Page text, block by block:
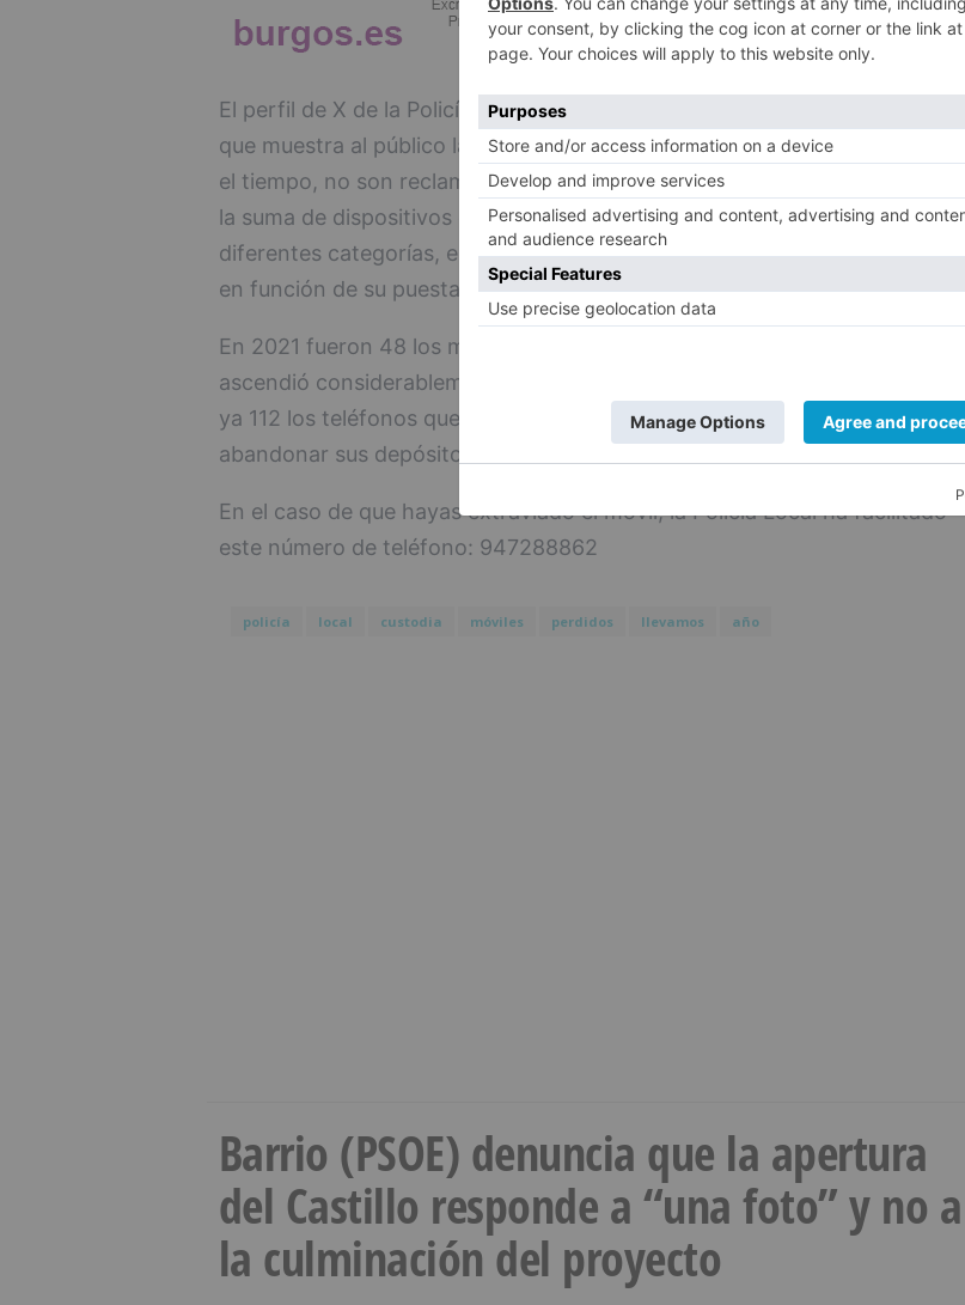
El perfil de X de la Policía Local ha publicado una curiosa instantánea en la
que muestra al público la cantidad de teléfonos móviles perdidos que, con
el tiempo, no son reclamados y terminan siendo olvidados. Desde el 2021,
la suma de dispositivos extraviados asciende a 280, donde se agrupan en
diferentes categorías, empezando por año y siendo repartidos por meses
en función de su puesta a disposición en la sección de objetos perdidos.
En 2021 fueron 48 los móviles encontrados sin dueño, en 2022 la cuantía
ascendió considerablemente a 120 y en lo que llevamos de año 2023 son
ya 112 los teléfonos que esperan a sus propietarios con la esperanza de
abandonar sus depósitos.
En el caso de que hayas extraviado el móvil, la Policía Local ha facilitado
este número de teléfono: 947288862
policía local custodia móviles perdidos llevamos año
Barrio (PSOE) denuncia que la apertura
del Castillo responde a “una foto” y no a
la culminación del proyecto